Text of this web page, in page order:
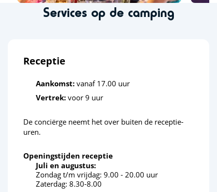
Wandelen <1km
Sportactiviteiten
Klimmuur
Golf
Tennis
Outdoor Skate Park
Services op de camping
Receptie
Aankomst: vanaf 17.00 uur
Vertrek: voor 9 uur
De conciërge neemt het over buiten de receptie-
uren.
Openingstijden receptie
Juli en augustus:
Zondag t/m vrijdag: 9.00 - 20.00 uur
Zaterdag: 8.30-8.00